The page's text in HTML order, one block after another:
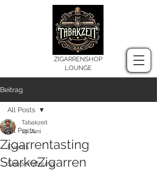
ZIGARRENSHOP
LOUNGE
Beitrag
All Posts
Events
Shoperöffnung
All Posts
Zigarrentasting
StarkeZigarren
Tabakzeit
19. Juni